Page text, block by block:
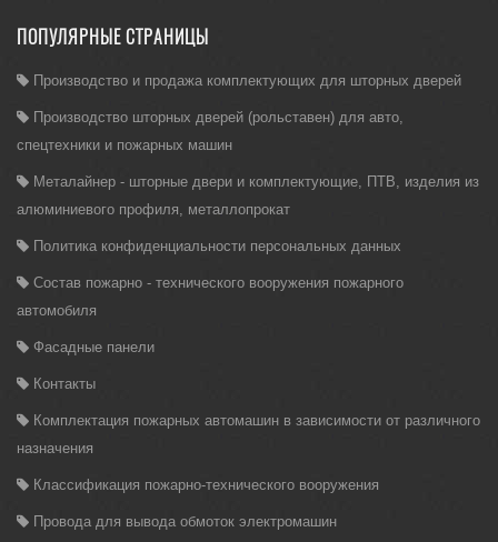
ПОПУЛЯРНЫЕ СТРАНИЦЫ
Производство и продажа комплектующих для шторных дверей
Производство шторных дверей (рольставен) для авто,
спецтехники и пожарных машин
Металайнер - шторные двери и комплектующие, ПТВ, изделия из
алюминиевого профиля, металлопрокат
Политика конфиденциальности персональных данных
Состав пожарно - технического вооружения пожарного
автомобиля
Фасадные панели
Контакты
Комплектация пожарных автомашин в зависимости от различного
назначения
Классификация пожарно-технического вооружения
Провода для вывода обмоток электромашин